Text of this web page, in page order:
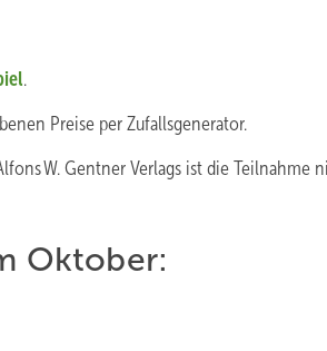
.
Preise per Zufallsgenerator.
W. Gentner Verlags ist die Teilnahme
­Oktober: